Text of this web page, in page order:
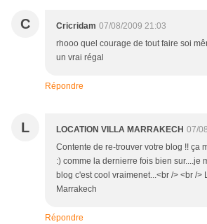
C Cricridam 07/08/2009 21:03
rhooo quel courage de tout faire soi
un vrai régal
Répondre
L LOCATION VILLA MARRAKECH 07/
Contente de re-trouver votre blog !! ça
:) comme la dernierre fois bien sur....je
blog c'est cool vraimenet...<br /> <br />
Marrakech
Répondre